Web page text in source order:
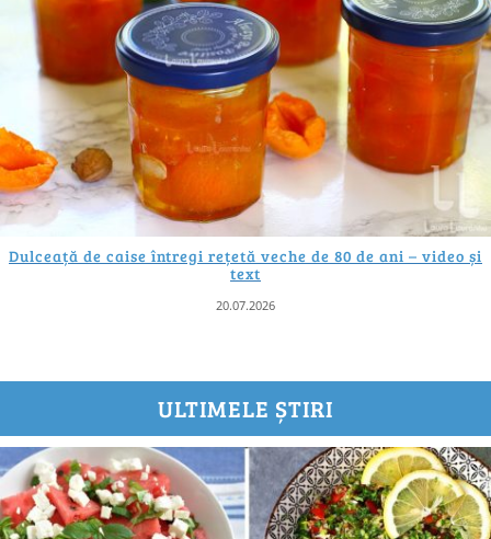
Dulceață de caise întregi rețetă veche de 80 de ani – video și
text
20.07.2026
ULTIMELE ȘTIRI